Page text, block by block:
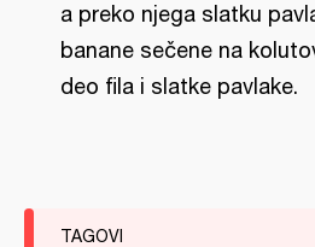
a preko njega slatku
banane sečene na
deo fila i slatke pavlake.
TAGOVI